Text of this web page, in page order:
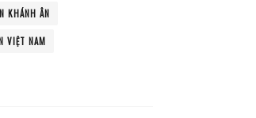
KHÁNH ÂN
VIỆT NAM